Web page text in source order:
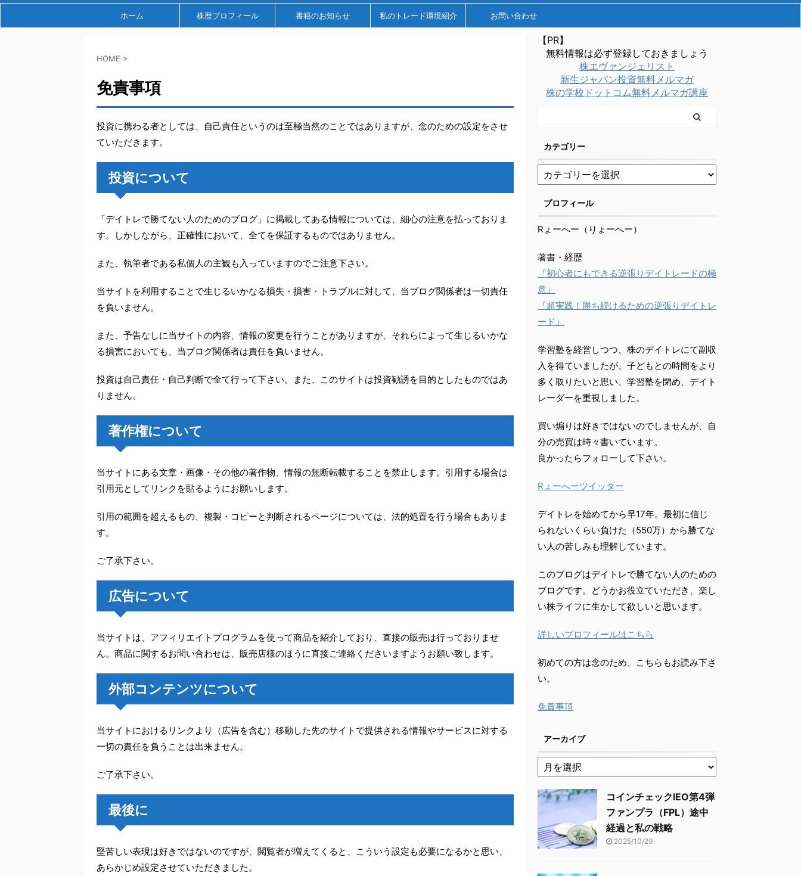
ホーム 株歴プロフィール 書籍のお知らせ 私のトレード環境紹介 お問い合わせ
HOME >
免責事項
投資に携わる者としては、自己責任というのは至極当然のことではありますが、念のための設定をさせ
ていただきます。
投資について
「デイトレで勝てない人のためのブログ」に掲載してある情報については、細心の注意を払っておりま
す。しかしながら、正確性において、全てを保証するものではありません。
また、執筆者である私個人の主観も入っていますのでご注意下さい。
当サイトを利用することで生じるいかなる損失・損害・トラブルに対して、当ブログ関係者は一切責任
を負いません。
また、予告なしに当サイトの内容、情報の変更を行うことがありますが、それらによって生じるいかな
る損害においても、当ブログ関係者は責任を負いません。
投資は自己責任・自己判断で全て行って下さい。また、このサイトは投資勧誘を目的としたものではあ
りません。
著作権について
当サイトにある文章・画像・その他の著作物、情報の無断転載することを禁止します。引用する場合は
引用元としてリンクを貼るようにお願いします。
引用の範囲を超えるもの、複製・コピーと判断されるページについては、法的処置を行う場合もありま
す。
ご了承下さい。
広告について
当サイトは、アフィリエイトプログラムを使って商品を紹介しており、直接の販売は行っておりませ
ん。商品に関するお問い合わせは、販売店様のほうに直接ご連絡くださいますようお願い致します。
外部コンテンツについて
当サイトにおけるリンクより（広告を含む）移動した先のサイトで提供される情報やサービスに対する
一切の責任を負うことは出来ません。
ご了承下さい。
最後に
堅苦しい表現は好きではないのですが、閲覧者が増えてくると、こういう設定も必要になるかと思い、
あらかじめ設定させていただきました。
【PR】
無料情報は必ず登録しておきましょう
株エヴァンジェリスト
新生ジャパン投資無料メルマガ
株の学校ドットコム無料メルマガ講座
カテゴリー
プロフィール
Rょーへー（りょーへー）
著書・経歴
『初心者にもできる逆張りデイトレードの極
意』
『超実践！勝ち続けるための逆張りデイトレ
ード』
学習塾を経営しつつ、株のデイトレにて副収
入を得ていましたが、子どもとの時間をより
多く取りたいと思い、学習塾を閉め、デイト
レーダーを重視しました。
買い煽りは好きではないのでしませんが、自
分の売買は時々書いています。
良かったらフォローして下さい。
Rょーへーツイッター
デイトレを始めてから早17年。最初に信じ
られないくらい負けた（550万）から勝てな
い人の苦しみも理解しています。
このブログはデイトレで勝てない人のための
ブログです。どうかお役立ていただき、楽し
い株ライフに生かして欲しいと思います。
詳しいプロフィールはこちら
初めての方は念のため、こちらもお読み下さ
い。
免責事項
アーカイブ
コインチェックIEO第4弾
ファンプラ（FPL）途中
経過と私の戦略
2025/10/29